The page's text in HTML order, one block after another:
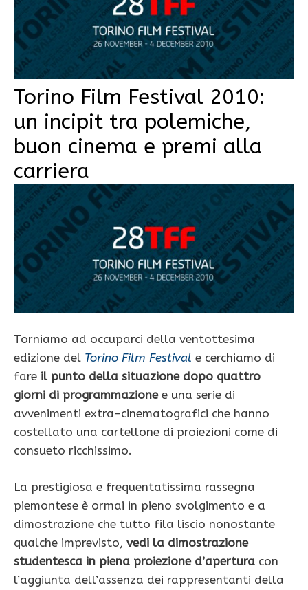
Torino Film Festival 2010:
un incipit tra polemiche,
buon cinema e premi alla
carriera
Torniamo ad occuparci della ventottesima
edizione del Torino Film Festival e cerchiamo di
fare il punto della situazione dopo quattro
giorni di programmazionee una serie di
avvenimenti extra-cinematografici che hanno
costellato una cartellone di proiezioni come di
consueto ricchissimo.
La prestigiosa e frequentatissima rassegna
piemontese è ormai in pieno svolgimento e a
dimostrazione che tutto fila liscio nonostante
qualche imprevisto, vedi la dimostrazione
studentesca in piena proiezione d’apertura con
l’aggiunta dell’assenza dei rappresentanti della